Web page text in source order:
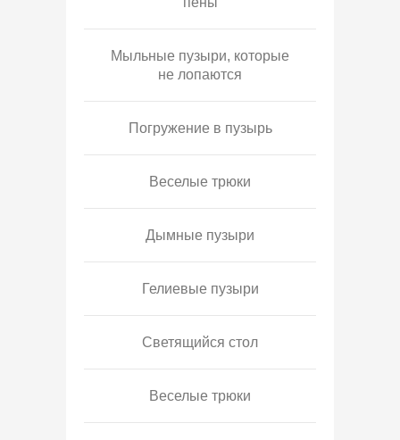
Мыльные пузыри, которые
не лопаются
Погружение в пузырь
Веселые трюки
Дымные пузыри
Гелиевые пузыри
Светящийся стол
Веселые трюки